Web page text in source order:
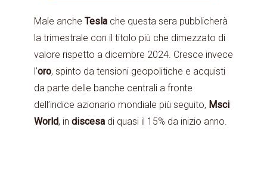
Male anche Tesla che questa sera pubblicherà
la trimestrale con il titolo più che dimezzato di
valore rispetto a dicembre 2024. Cresce invece
l’oro, spinto da tensioni geopolitiche e acquisti
da parte delle banche centrali a fronte
dell’indice azionario mondiale più seguito, Msci
World, in discesa di quasi il 15% da inizio anno.